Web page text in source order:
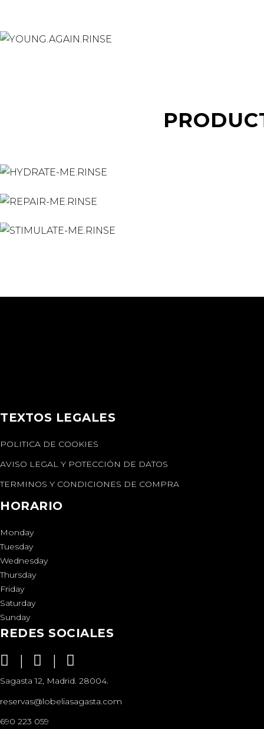
TEXTOS LEGALES
POLITICA DE COOKIES
AVISO LEGAL Y POTECCIÓN DE DATOS
TERMINOS Y CONDICIONES DE COMPRA
HORARIO
Monday
Tuesday
Wednesday
Thursday
Friday
Saturday
Sunday
REDES SOCIALES
Sagasta 12, Madrid. 28004.
reservas@lobeliasagasta.com
690 223 059